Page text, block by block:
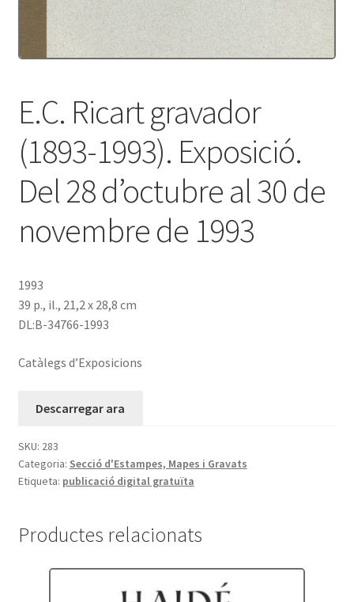
E.C. Ricart gravador
(1893-1993). Exposició.
Del 28 d’octubre al 30 de
novembre de 1993
1993
39 p., il., 21,2 x 28,8 cm
DL:B-34766-1993
Catàlegs d’Exposicions
Descarregar ara
SKU: 283
Categoria: Secció d'Estampes, Mapes i Gravats
Etiqueta: publicació digital gratuïta
Productes relacionats